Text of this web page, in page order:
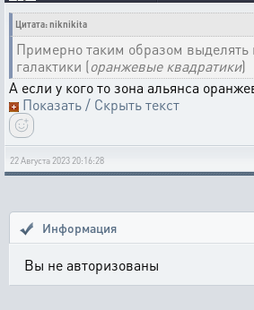
Цитата: niknikita
Примерно таким образом выделять
галактики (оранжевые квадратики)
А если у кого то зона альянса
Показать / Скрыть текст
22 Августа 2023 20:16:28
Информация
Вы не авторизованы